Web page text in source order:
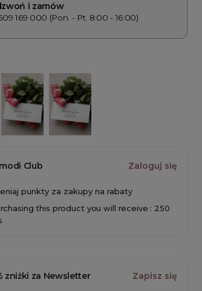
i zamów
169 000 (Pon. - Pt. 8:00 - 16:00)
Club Zaloguj się
punkty za zakupy na rabaty
this product you will receive : 250
zniżki za Newsletter Zapisz się